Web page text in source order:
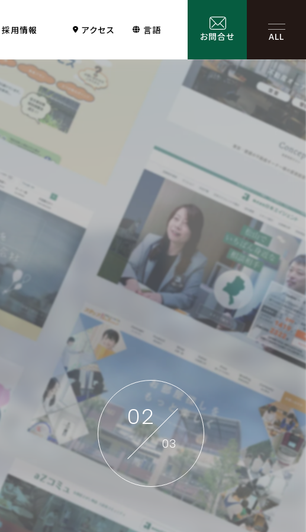
会社概要
不動産売買事業
スタッフレス事業
採用情報 アクセス 言語
お問合せ ALL
サービス一覧
Contact
お問合せ
お問合せフォーム
個人情報保護方針
DXの取り組みについて
入居者様専用サイト
2
3